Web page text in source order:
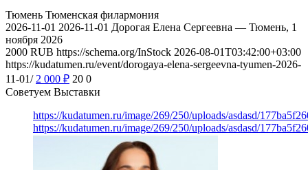
Тюмень Тюменская филармония
2026-11-01 2026-11-01 Дорогая Елена Сергеевна — Тюмень, 1
ноября 2026
2000 RUB https://schema.org/InStock 2026-08-01T03:42:00+03:00
https://kudatumen.ru/event/dorogaya-elena-sergeevna-tyumen-2026-
11-01/ 2 000 ₽ 20 0
Советуем Выставки
https://kudatumen.ru/image/269/250/uploads/asdasd/
https://kudatumen.ru/image/269/250/uploads/asdasd/